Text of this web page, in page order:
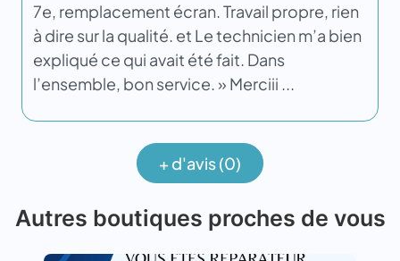
7e, remplacement écran. Travail propre, rien
à dire sur la qualité. et Le technicien m’a bien
expliqué ce qui avait été fait. Dans
l’ensemble, bon service. » Merciii ...
+ d'avis (0)
Autres boutiques proches de vous